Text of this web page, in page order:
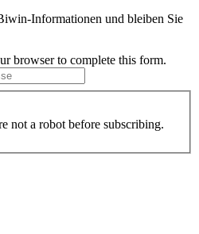
Informationen und bleiben Sie
browser to complete this form.
not a robot before subscribing.